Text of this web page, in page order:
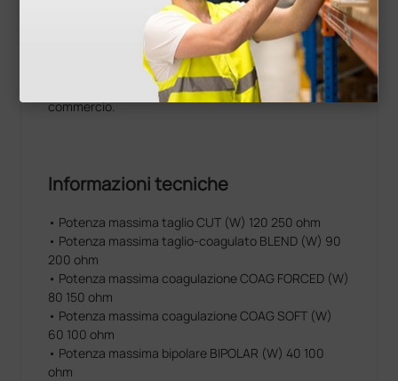
abbiamo preferito lasciare l'utilizzatore libero di
scegliere quella a lui più gradita. Pinze e cavi, di
produzione tedesca, sterilizzabili in autoclave, sono
adatti alla maggior parte degli elettrobisturi in
commercio.
Informazioni tecniche
• Potenza massima taglio CUT (W) 120 250 ohm
• Potenza massima taglio-coagulato BLEND (W) 90
200 ohm
• Potenza massima coagulazione COAG FORCED (W)
80 150 ohm
• Potenza massima coagulazione COAG SOFT (W)
60 100 ohm
• Potenza massima bipolare BIPOLAR (W) 40 100
ohm